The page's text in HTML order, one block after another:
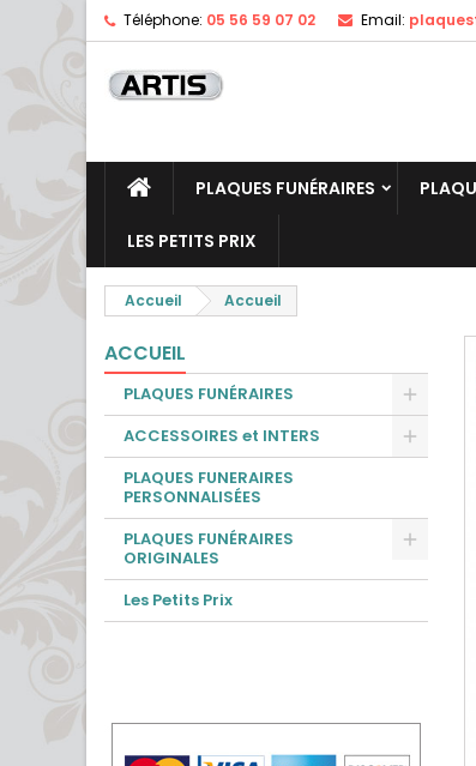
Téléphone: 05 56 59 07 02 Email:
PLAQUES FUNÉRAIRES
LES PETITS PRIX
Accueil Accueil
ACCUEIL
PLAQUES FUNÉRAIRES
ACCESSOIRES et INTERS
PLAQUES FUNERAIRES
PERSONNALISÉES
PLAQUES FUNÉRAIRES
ORIGINALES
Les Petits Prix